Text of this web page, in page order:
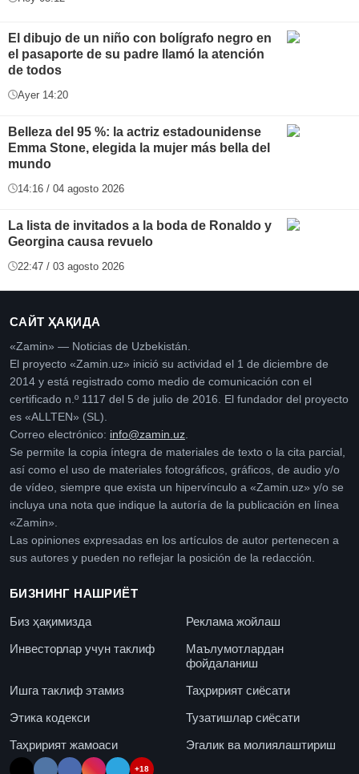
El dibujo de un niño con bolígrafo negro en
el pasaporte de su padre llamó la atención
de todos
Ayer 14:20
Belleza del 95 %: la actriz estadounidense
Emma Stone, elegida la mujer más bella del
mundo
14:16 / 04 agosto 2026
La lista de invitados a la boda de Ronaldo y
Georgina causa revuelo
22:47 / 03 agosto 2026
САЙТ ҲАҚИДА
«Zamin» — Noticias de Uzbekistán.
El proyecto «Zamin.uz» inició su actividad el 1 de diciembre de
2014 y está registrado como medio de comunicación con el
certificado n.º 1117 del 5 de julio de 2016. El fundador del proyecto
es «ALLTEN» (SL).
Correo electrónico: info@zamin.uz
Se permite la copia íntegra de materiales de texto o la cita parcial,
así como el uso de materiales fotográficos, gráficos, de audio y/o
de vídeo, siempre que exista un hipervínculo a «Zamin.uz» y/o se
incluya una nota que indique la autoría de la publicación en línea
«Zamin».
Las opiniones expresadas en los artículos de autor pertenecen a
sus autores y pueden no reflejar la posición de la redacción.
БИЗНИНГ НАШРИЁТ
Биз ҳақимизда
Реклама жойлаш
Инвесторлар учун таклиф
Маълумотлардан
фойдаланиш
Ишга таклиф этамиз
Таҳририят сиёсати
Этика кодекси
Тузатишлар сиёсати
Таҳририят жамоаси
Эгалик ва молиялаштириш
+18